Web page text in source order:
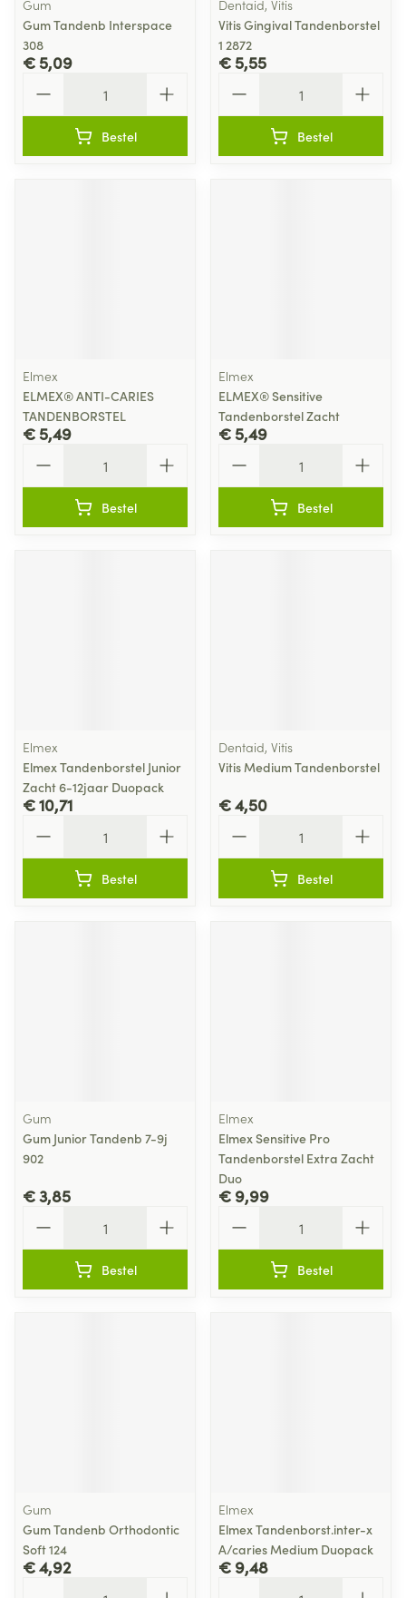
Gum
Gum Tandenb Interspace
308
€ 5,09
Bestel
Dentaid, Vitis
Vitis Gingival Tandenborstel
1 2872
€ 5,55
Bestel
Elmex
ELMEX® ANTI-CARIES
TANDENBORSTEL
€ 5,49
Bestel
Elmex
ELMEX® Sensitive
Tandenborstel Zacht
€ 5,49
Bestel
Elmex
Elmex Tandenborstel Junior
Zacht 6-12jaar Duopack
€ 10,71
Bestel
Dentaid, Vitis
Vitis Medium Tandenborstel
€ 4,50
Bestel
Gum
Gum Junior Tandenb 7-9j
902
€ 3,85
Bestel
Elmex
Elmex Sensitive Pro
Tandenborstel Extra Zacht
Duo
€ 9,99
Bestel
Gum
Gum Tandenb Orthodontic
Soft 124
€ 4,92
Elmex
Elmex Tandenborst.inter-x
A/caries Medium Duopack
€ 9,48